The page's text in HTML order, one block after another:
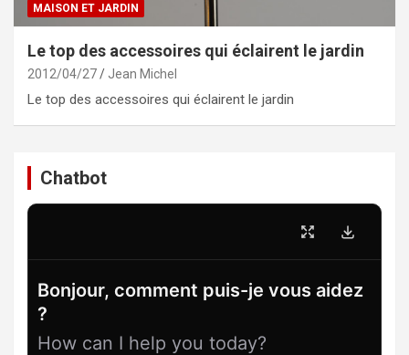
MAISON ET JARDIN
Le top des accessoires qui éclairent le jardin
2012/04/27 Jean Michel
Le top des accessoires qui éclairent le jardin
Chatbot
Bonjour, comment puis-je vous aidez
?
How can I help you today?